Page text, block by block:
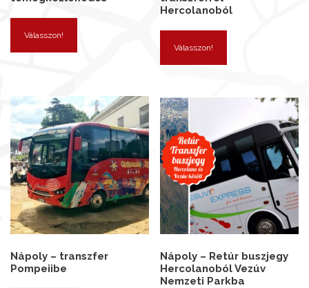
Válasszon!
Hercolanoból
Válasszon!
Nápoly – transzfer
Pompeiibe
Nápoly – Retúr buszjegy
Hercolanoból Vezúv
Nemzeti Parkba